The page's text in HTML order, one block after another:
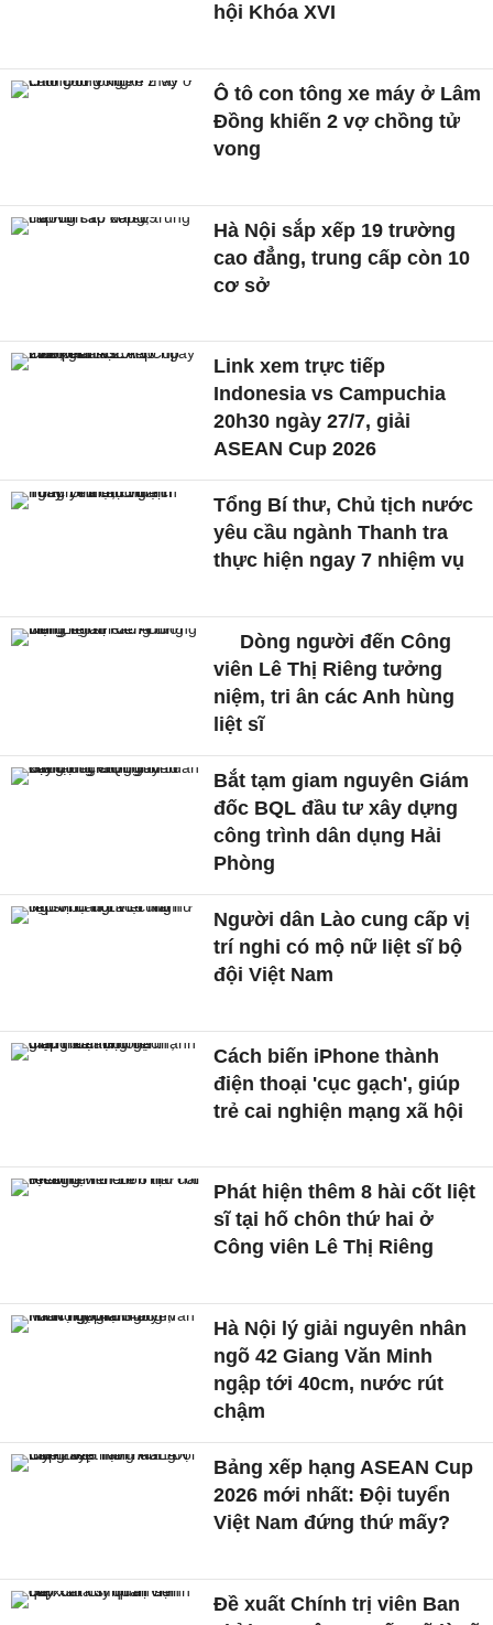
hội Khóa XVI
Ô tô con tông xe máy ở Lâm
Đồng khiến 2 vợ chồng tử
vong
Hà Nội sắp xếp 19 trường
cao đẳng, trung cấp còn 10
cơ sở
Link xem trực tiếp
Indonesia vs Campuchia
20h30 ngày 27/7, giải
ASEAN Cup 2026
Tổng Bí thư, Chủ tịch nước
yêu cầu ngành Thanh tra
thực hiện ngay 7 nhiệm vụ
Dòng người đến Công
viên Lê Thị Riêng tưởng
niệm, tri ân các Anh hùng
liệt sĩ
Bắt tạm giam nguyên Giám
đốc BQL đầu tư xây dựng
công trình dân dụng Hải
Phòng
Người dân Lào cung cấp vị
trí nghi có mộ nữ liệt sĩ bộ
đội Việt Nam
Cách biến iPhone thành
điện thoại 'cục gạch', giúp
trẻ cai nghiện mạng xã hội
Phát hiện thêm 8 hài cốt liệt
sĩ tại hố chôn thứ hai ở
Công viên Lê Thị Riêng
Hà Nội lý giải nguyên nhân
ngõ 42 Giang Văn Minh
ngập tới 40cm, nước rút
chậm
Bảng xếp hạng ASEAN Cup
2026 mới nhất: Đội tuyển
Việt Nam đứng thứ mấy?
Đề xuất Chính trị viên Ban